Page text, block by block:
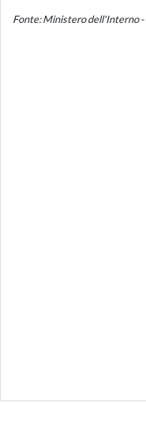
Fonte: Ministero dell'Interno